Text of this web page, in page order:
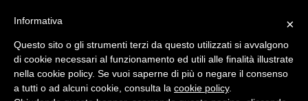
Mobile
HTC One Mini: la
×
Informativa
Questo sito o gli strumenti terzi da questo utilizzati si avvalgono
di cookie necessari al funzionamento ed utili alle finalità illustrate
nella cookie policy. Se vuoi saperne di più o negare il consenso
a tutti o ad alcuni cookie, consulta la cookie policy.